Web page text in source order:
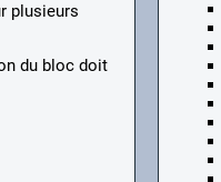
plusieurs
du bloc doit